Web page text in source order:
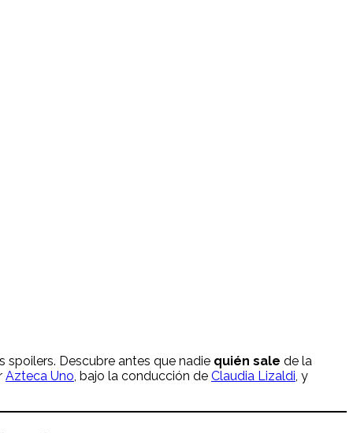
spoilers. Descubre antes que nadie quién sale de la
Azteca Uno , bajo la conducción de Claudia Lizaldi , y